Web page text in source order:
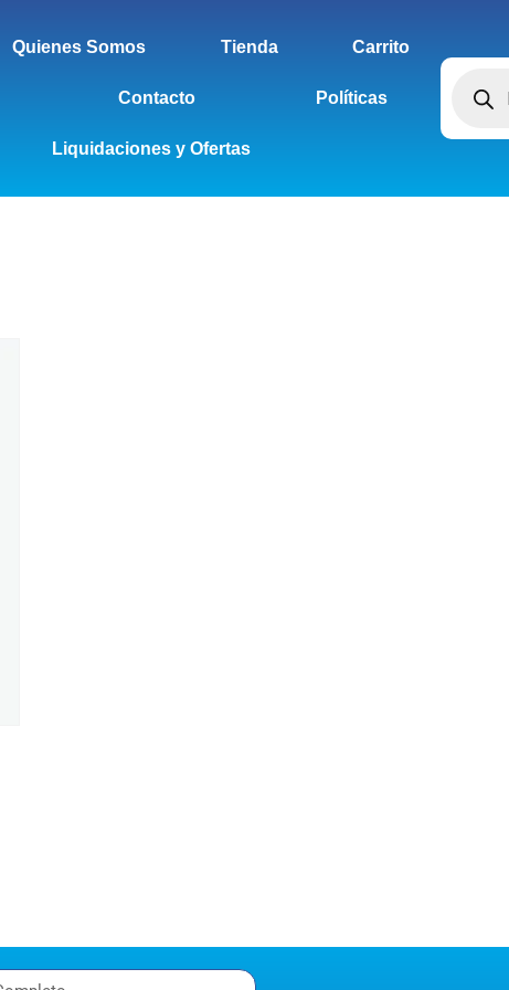
Quienes Somos Tienda Carrito
Contacto Políticas
Liquidaciones y Ofertas